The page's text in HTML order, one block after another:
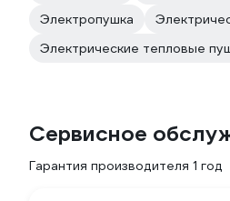
Электропушка
Электрические тепловые
Сервисное
Гарантия производителя 1 год